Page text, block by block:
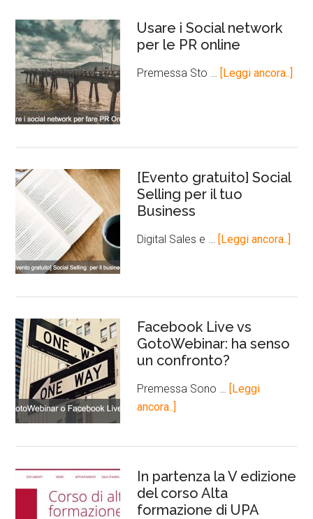
Usare i Social network
per le PR online
Premessa Sto … [Leggi ancora..]
[Evento gratuito] Social
Selling per il tuo
Business
Digital Sales e … [Leggi ancora..]
Facebook Live vs
GotoWebinar: ha senso
un confronto?
Premessa Sono … [Leggi
ancora..]
In partenza la V edizione
del corso Alta
formazione di UPA